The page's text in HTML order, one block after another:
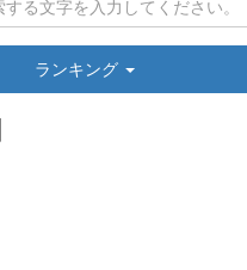
ランキング